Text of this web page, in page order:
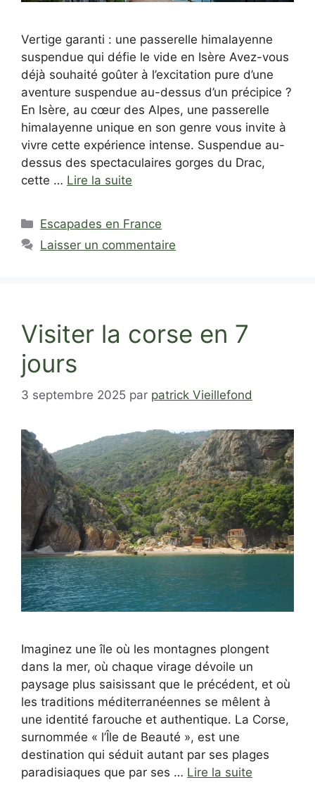
Vertige garanti : une passerelle himalayenne
suspendue qui défie le vide en Isère Avez-vous
déjà souhaité goûter à l’excitation pure d’une
aventure suspendue au-dessus d’un précipice ?
En Isère, au cœur des Alpes, une passerelle
himalayenne unique en son genre vous invite à
vivre cette expérience intense. Suspendue au-
dessus des spectaculaires gorges du Drac,
cette … Lire la suite
Catégories
Escapades en France
Laisser un commentaire
Visiter la corse en 7
jours
3 septembre 2025 par patrick Vieillefond
Imaginez une île où les montagnes plongent
dans la mer, où chaque virage dévoile un
paysage plus saisissant que le précédent, et où
les traditions méditerranéennes se mêlent à
une identité farouche et authentique. La Corse,
surnommée « l’Île de Beauté », est une
destination qui séduit autant par ses plages
paradisiaques que par ses … Lire la suite